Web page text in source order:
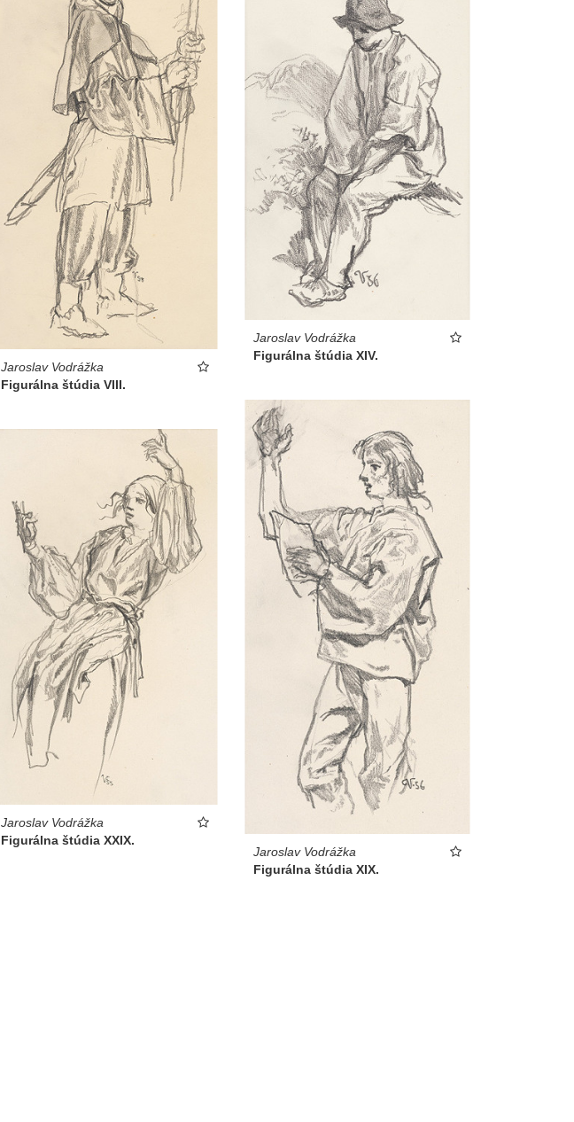
Jaroslav Vodrážka
Figurálna štúdia VIII.
Jaroslav Vodrážka
Figurálna štúdia XIV.
Jaroslav Vodrážka
Figurálna štúdia XIX.
Jaroslav Vodrážka
Figurálna štúdia XXIX.